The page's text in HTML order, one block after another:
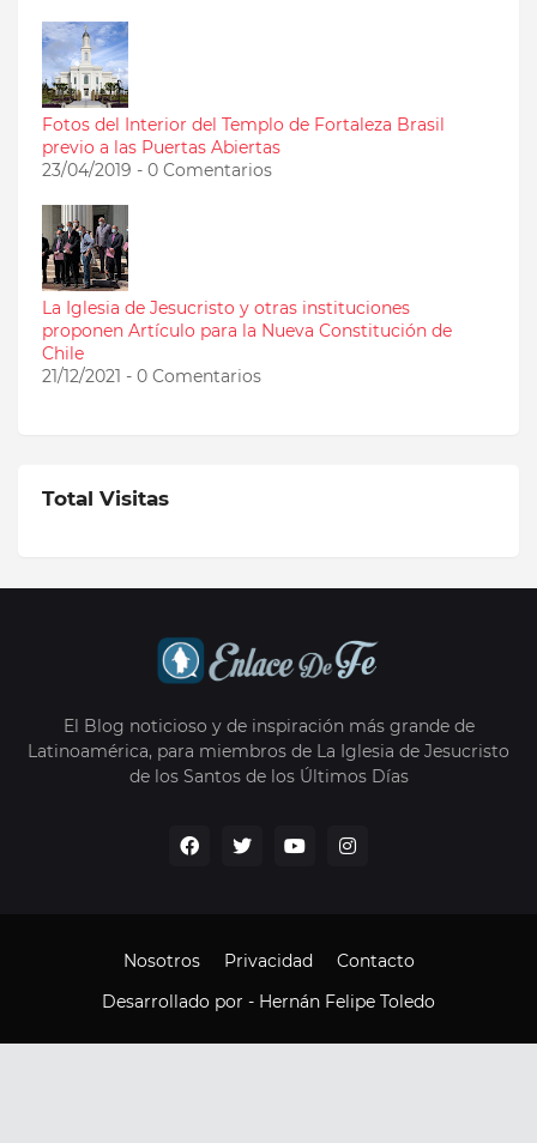
Fotos del Interior del Templo de Fortaleza Brasil
previo a las Puertas Abiertas
23/04/2019 - 0 Comentarios
La Iglesia de Jesucristo y otras instituciones
proponen Artículo para la Nueva Constitución de
Chile
21/12/2021 - 0 Comentarios
Total Visitas
El Blog noticioso y de inspiración más grande de
Latinoamérica, para miembros de La Iglesia de Jesucristo
de los Santos de los Últimos Días
Desarrollado por - Hernán Felipe Toledo
Nosotros Privacidad Contacto